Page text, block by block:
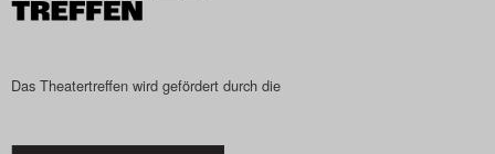
Das Theatertreffen wird gefördert durch die